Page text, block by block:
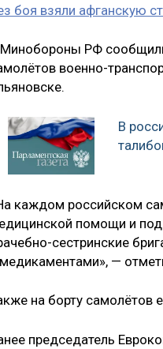
боя взяли афганскую
РФ
военно-
В
каждом российском
помощи и
сестринские
—
на борту самолётов
председатель